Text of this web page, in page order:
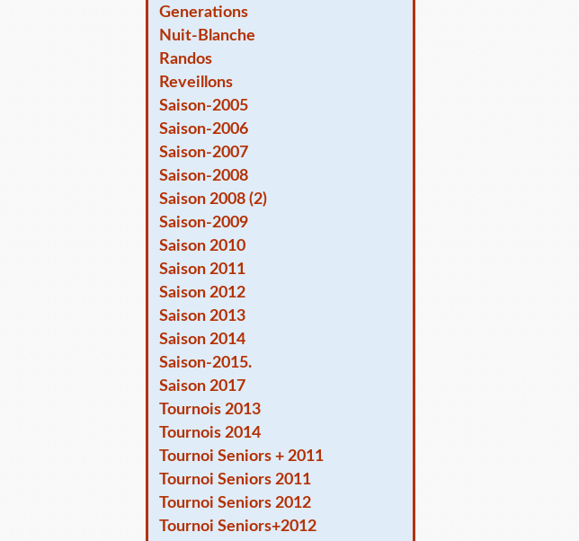
Generations
Nuit-Blanche
Randos
Reveillons
Saison-2005
Saison-2006
Saison-2007
Saison-2008
Saison 2008 (2)
Saison-2009
Saison 2010
Saison 2011
Saison 2012
Saison 2013
Saison 2014
Saison-2015.
Saison 2017
Tournois 2013
Tournois 2014
Tournoi Seniors + 2011
Tournoi Seniors 2011
Tournoi Seniors 2012
Tournoi Seniors+2012